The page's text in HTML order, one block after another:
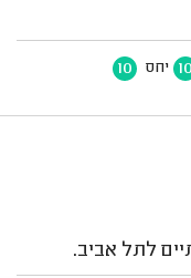
10 יחס 10
לתל אביב.